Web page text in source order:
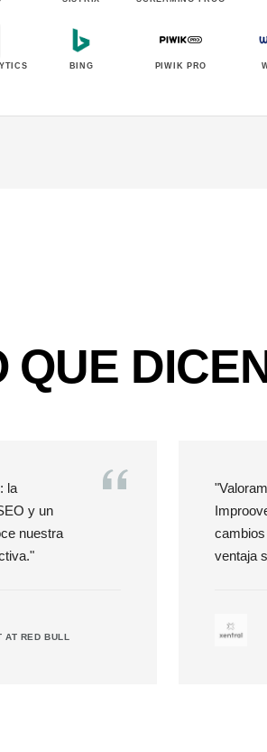
BING PIWIK PRO
QUE
la
y un
nuestra
AT RED BULL
ventaja